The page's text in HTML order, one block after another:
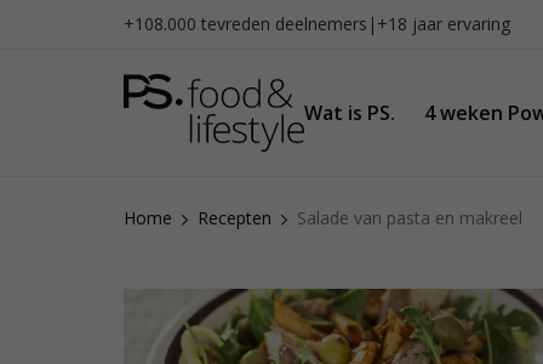
+108.000 tevreden deelnemers | +18 jaar ervaring
Wat is PS. 4 weken
Home Recepten Salade van pasta en makreel